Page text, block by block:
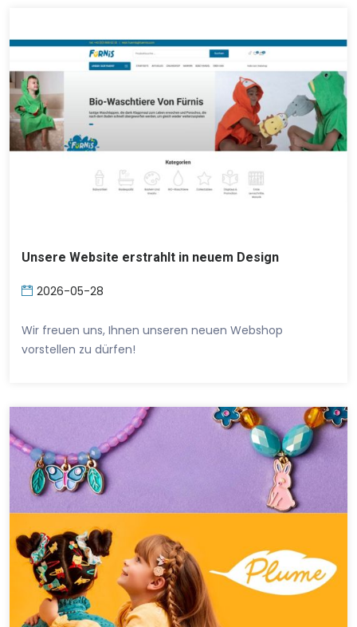
Unsere Website erstrahlt in neuem Design
2026-05-28
Wir freuen uns, Ihnen unseren neuen Webshop
vorstellen zu dürfen!